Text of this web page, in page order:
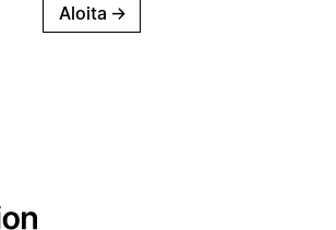
Aloita →